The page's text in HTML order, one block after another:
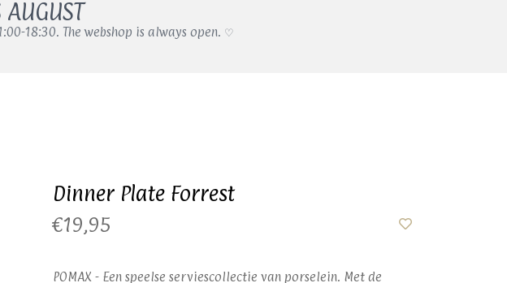
18:30. The webshop is always open. ♡
Dinner Plate Forrest
€19,95
POMAX - Een speelse serviescollectie van porselein. Met de